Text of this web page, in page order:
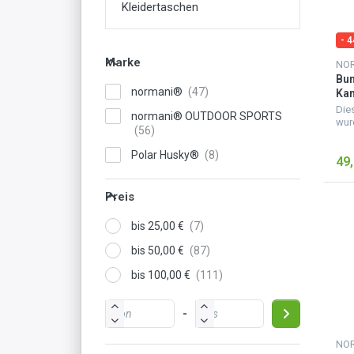
Kleidertaschen
Marke
normani®
normani® OUTDOOR SPORTS
Polar Husky®
Preis
bis 25,00 €
bis 50,00 €
bis 100,00 €
-
-